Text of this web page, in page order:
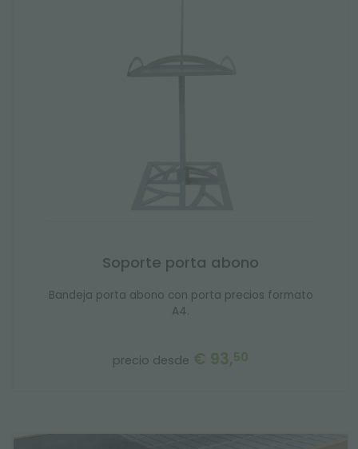
Soporte porta abono
Bandeja porta abono con porta precios formato
A4.
precio desde € 93,50